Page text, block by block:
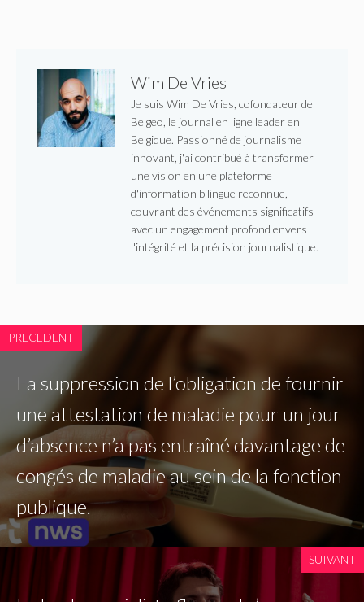
Wim De Vries
Je suis Wim De Vries, cofondateur de
Belgeo, le journal en ligne leader en
Belgique. Passionné de journalisme
innovant, j'ai contribué à transformer
une vision en une plateforme
d'information bilingue reconnue,
couvrant des événements significatifs
avec un engagement profond envers
l'intégrité et la précision journalistique.
PRECEDENT
La suppression de l’obligation de fournir
une attestation de maladie pour un jour
d’absence n’a pas entraîné davantage de
congés de maladie au sein de la fonction
publique.
SUIVANT